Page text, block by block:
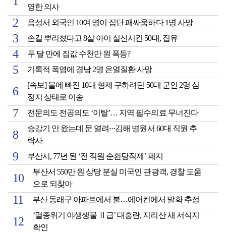
영한 의사
음성서 외국인 10여 명이 집단 패싸움하다 1명 사망
손길 뿌리쳤다고 8살 아이 실신시킨 50대, 집유
두 달 만에 집값 수천만 원 폭등?
기록적 폭염에 경남 2명 온열질환 사망
[속보] 물에 빠진 10대 형제 구하려던 50대 군인 2명 심
정지 상태로 이송
전문의도 전공의도 ‘이탈’… 지역 필수의료 무너진다
승강기 안 왔는데 문 열려···김해 병원서 60대 직원 추
락사
부산시, 77년 된 ‘전 직원 순환당직제’ 폐지
부산서 550만 원 상당 분실 미국인 관광객, 경찰 도움
으로 되찾아
부산 동래구 아파트에서 불…에어컨에서 발화 추정
‘멸종위기 야생생물 Ⅱ급’ 대흥란, 지리산 새 서식지
확인